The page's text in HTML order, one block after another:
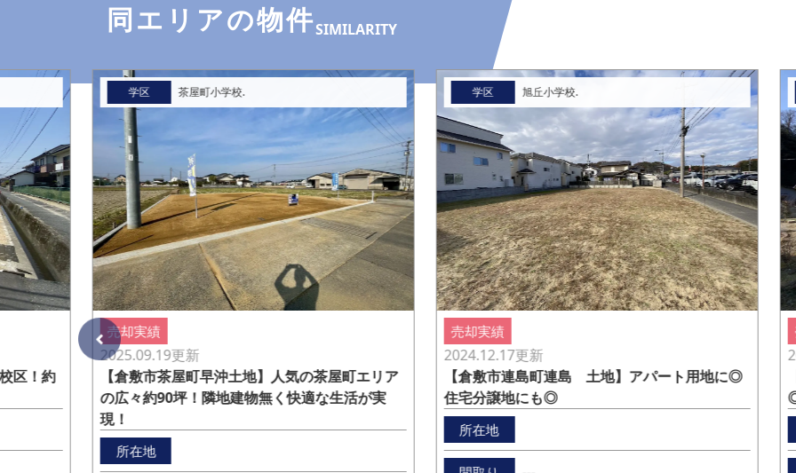
同エリアの物件SIMILARITY
区！約
学区 茶屋町小学校.
売却実績
2025.09.19更新
【倉敷市茶屋町早沖土地】人気の茶屋町エリア
の広々約90坪！隣地建物無く快適な生活が実
現！
所在地
学区 旭丘小学校.
売却実績
2024.12.17更新
【倉敷市連島町連島 土地】アパート用地に◎
住宅分譲地にも◎
所在地